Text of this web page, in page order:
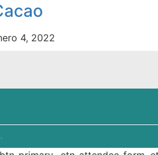
4, 2022